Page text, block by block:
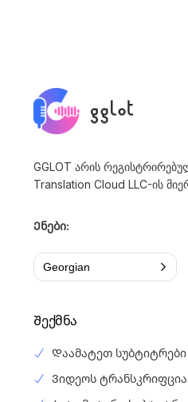
GGLOT არის
Translation Cloud LLC-ის
Ენები:
Georgian
Შექმნა
Დაამატეთ
Ვიდეოს ტრანსკრიფცია